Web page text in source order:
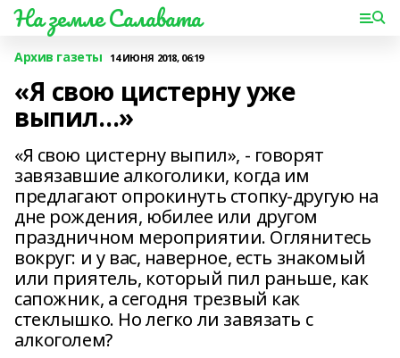
На земле Салавата
Архив газеты 14 ИЮНЯ 2018, 06:19
«Я свою цистерну уже
выпил…»
«Я свою цистерну выпил», - говорят
завязавшие алкоголики, когда им
предлагают опрокинуть стопку-другую на
дне рождения, юбилее или другом
праздничном мероприятии. Оглянитесь
вокруг: и у вас, наверное, есть знакомый
или приятель, который пил раньше, как
сапожник, а сегодня трезвый как
стеклышко. Но легко ли завязать с
алкоголем?